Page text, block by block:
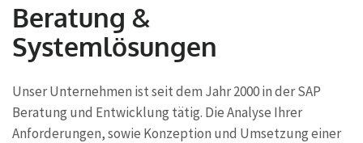
Beratung &
Systemlösungen
Unser Unternehmen ist seit dem Jahr 2000 in der SAP
Beratung und Entwicklung tätig. Die Analyse Ihrer
Anforderungen, sowie Konzeption und Umsetzung einer